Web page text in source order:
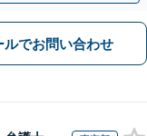
ルでお問い合わせ